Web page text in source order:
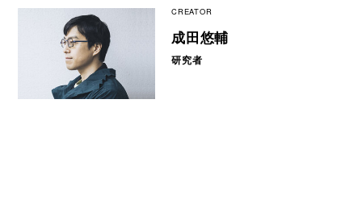
CREATOR
成田悠輔
研究者